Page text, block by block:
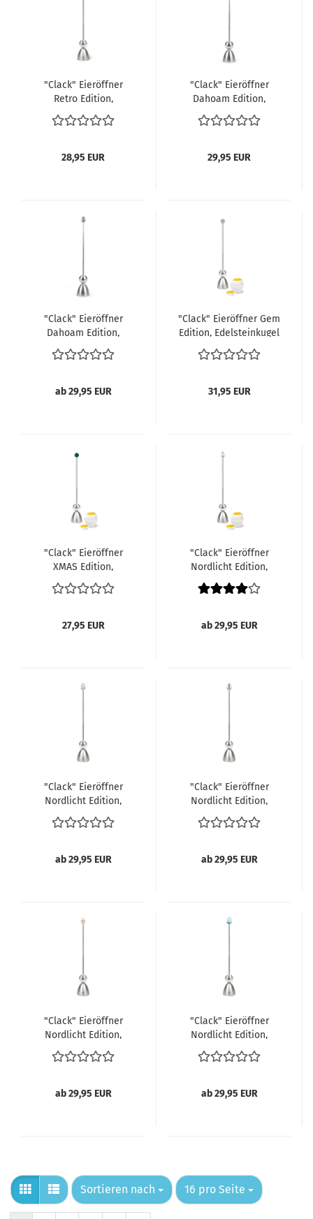
"Clack" Eieröffner
Retro Edition,
Keramikei gelb
28,95 EUR
"Clack" Eieröffner
Dahoam Edition,
Keramikei Breze
29,95 EUR
"Clack" Eieröffner
Dahoam Edition,
Keramikei Dirndl
ab 29,95 EUR
"Clack" Eieröffner Gem
Edition, Edelsteinkugel
Rosenquarz
31,95 EUR
"Clack" Eieröffner
XMAS Edition,
Silikonkugel grün
27,95 EUR
"Clack" Eieröffner
Nordlicht Edition,
Anker
ab 29,95 EUR
"Clack" Eieröffner
Nordlicht Edition,
Robbe
ab 29,95 EUR
"Clack" Eieröffner
Nordlicht Edition,
Leuchtturm
ab 29,95 EUR
"Clack" Eieröffner
Nordlicht Edition,
Seestern
ab 29,95 EUR
"Clack" Eieröffner
Nordlicht Edition,
Delphin
ab 29,95 EUR
Sortieren nach
Sortieren nach 16 pro Seite
pro Seite